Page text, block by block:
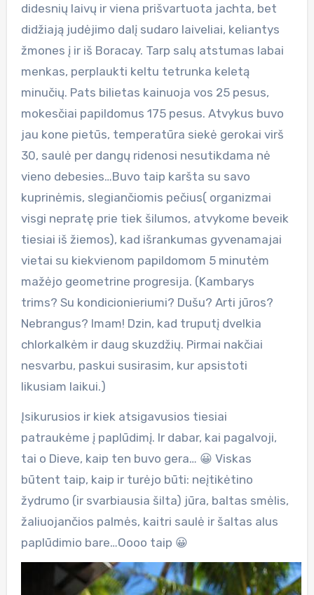
didesnių laivų ir viena prišvartuota jachta, bet
didžiają judėjimo dalį sudaro laiveliai, keliantys
žmones į ir iš Boracay. Tarp salų atstumas labai
menkas, perplaukti keltu tetrunka keletą
minučių. Pats bilietas kainuoja vos 25 pesus,
mokesčiai papildomus 175 pesus. Atvykus buvo
jau kone pietūs, temperatūra siekė gerokai virš
30, saulė per dangų ridenosi nesutikdama nė
vieno debesies…Buvo taip karšta su savo
kuprinėmis, slegiančiomis pečius( organizmai
visgi nepratę prie tiek šilumos, atvykome beveik
tiesiai iš žiemos), kad išrankumas gyvenamajai
vietai su kiekvienom papildomom 5 minutėm
mažėjo geometrine progresija. (Kambarys
trims? Su kondicionieriumi? Dušu? Arti jūros?
Nebrangus? Imam! Dzin, kad truputį dvelkia
chlorkalkėm ir daug skuzdžių. Pirmai nakčiai
nesvarbu, paskui susirasim, kur apsistoti
likusiam laikui.)
Įsikurusios ir kiek atsigavusios tiesiai
patraukėme į paplūdimį. Ir dabar, kai pagalvoji,
tai o Dieve, kaip ten buvo gera… 😀 Viskas
būtent taip, kaip ir turėjo būti: neįtikėtino
žydrumo (ir svarbiausia šilta) jūra, baltas smėlis,
žaliuojančios palmės, kaitri saulė ir šaltas alus
paplūdimio bare…Oooo taip 😀